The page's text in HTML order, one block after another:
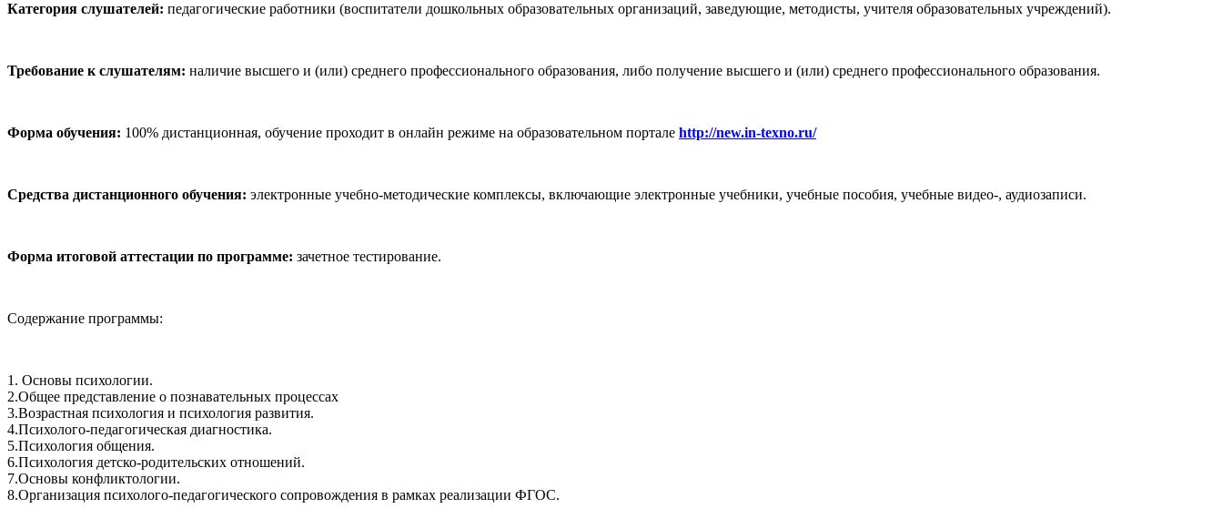
Категория слушателей: педагогические работники (воспитатели дошкольных образовательных организаций, заведующие, методисты, учителя образовательных учреждений).
Требование к слушателям: наличие высшего и (или) среднего профессионального образования, либо получение высшего и (или) среднего профессионального образования.
Форма обучения: 100% дистанционная, обучение проходит в онлайн режиме на образовательном портале http://new.in-texno.ru/
Средства дистанционного обучения: электронные учебно-методические комплексы, включающие электронные учебники, учебные пособия, учебные видео-, аудиозаписи.
Форма итоговой аттестации по программе: зачетное тестирование.
Содержание программы:
1. Основы психологии.
2.Общее представление о познавательных процессах
3.Возрастная психология и психология развития.
4.Психолого-педагогическая диагностика.
5.Психология общения.
6.Психология детско-родительских отношений.
7.Основы конфликтологии.
8.Организация психолого-педагогического сопровождения в рамках реализации ФГОС.